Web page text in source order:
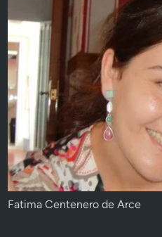
Fatima Centenero de Arce